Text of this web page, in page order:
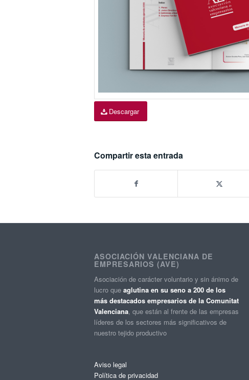
Descargar
Compartir esta entrada
ASOCIACIÓN VALENCIANA DE
EMPRESARIOS (AVE)
Asociación de carácter voluntario y sin ánimo de
lucro que aglutina en su seno a 200 de los
más destacados empresarios de la Comunitat
Valenciana, que están al frente de las empresas
líderes de los sectores más significativos de
nuestro tejido productivo
Aviso legal
Política de privacidad